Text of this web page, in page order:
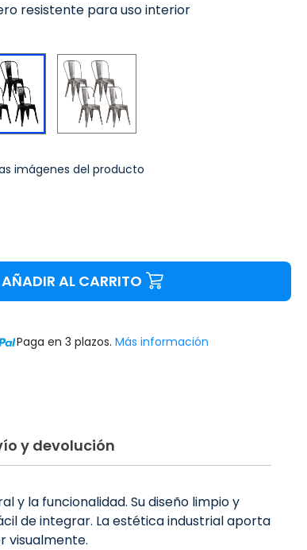
resistente para uso interior
Negro Plateado
imágenes del producto
AÑADIR AL CARRITO
Paga en 3 plazos. Más información
y devolución
y la funcionalidad. Su diseño limpio y
de integrar. La estética industrial aporta
visualmente.